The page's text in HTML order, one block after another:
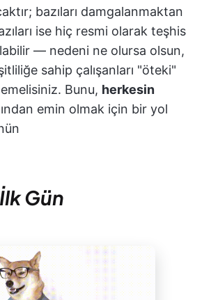
bazıları damgalanmaktan
ise hiç resmi olarak teşhis
— nedeni ne olursa olsun,
sahip çalışanları "öteki"
Bunu, herkesin
emin olmak için bir yol
Gün